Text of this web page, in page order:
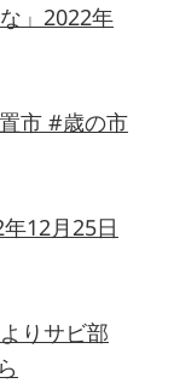
」2022年
市 #歳の市
12月25日
りサビ部